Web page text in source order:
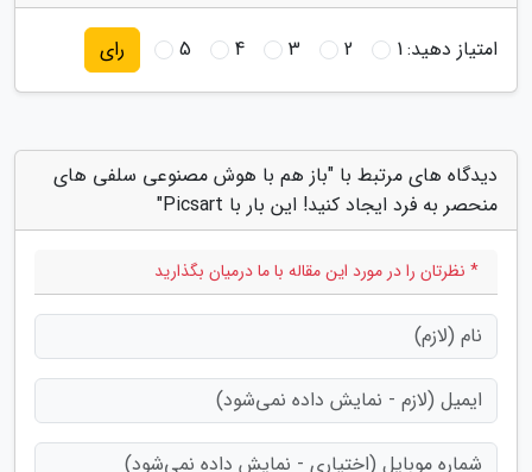
امتیاز دهید:1
2
3
4
5 رای
دیدگاه های مرتبط با "باز هم با هوش مصنوعی سلفی های
منحصر به فرد ایجاد کنید! این بار با Picsart"
* نظرتان را در مورد این مقاله با ما درمیان بگذارید